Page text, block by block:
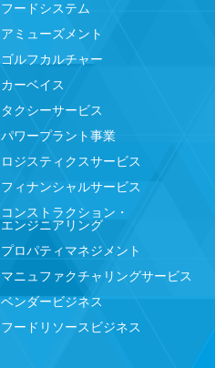
フードシステム
アミューズメント
ゴルフカルチャー
カーベイス
タクシーサービス
パワープラント事業
ロジスティクスサービス
フィナンシャルサービス
コンストラクション・
エンジニアリング
プロパティマネジメント
マニュファクチャリングサービス
ベンダービジネス
フードリソースビジネス